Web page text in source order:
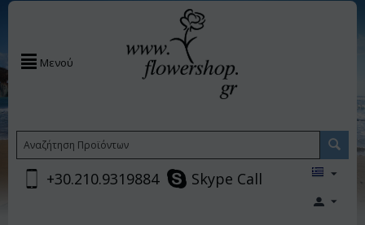
Μενού
+30.210.9319884 Skype Call